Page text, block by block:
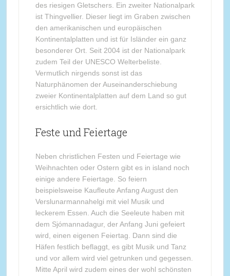
des riesigen Gletschers. Ein zweiter Nationalpark
ist Thingvellier. Dieser liegt im Graben zwischen
den amerikanischen und europäischen
Kontinentalplatten und ist für Isländer ein ganz
besonderer Ort. Seit 2004 ist der Nationalpark
zudem Teil der UNESCO Welterbeliste.
Vermutlich nirgends sonst ist das
Naturphänomen der Auseinanderschiebung
zweier Kontinentalplatten auf dem Land so gut
ersichtlich wie dort.
Feste und Feiertage
Neben christlichen Festen und Feiertage wie
Weihnachten oder Ostern gibt es in island noch
einige andere Feiertage. So feiern
beispielsweise Kaufleute Anfang August den
Verslunarmannahelgi mit viel Musik und
leckerem Essen. Auch die Seeleute haben mit
dem Sjómannadagur, der Anfang Juni gefeiert
wird, einen eigenen Feiertag. Dann sind die
Häfen festlich beflaggt, es gibt Musik und Tanz
und vor allem wird viel getrunken und gegessen.
Mitte April wird zudem eines der wohl schönsten